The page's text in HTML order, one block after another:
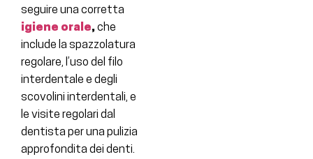
seguire una corretta
igiene orale,che
include la spazzolatura
regolare, l’uso del filo
interdentale e degli
scovolini interdentali, e
le visite regolari dal
dentista per una pulizia
approfondita dei denti.